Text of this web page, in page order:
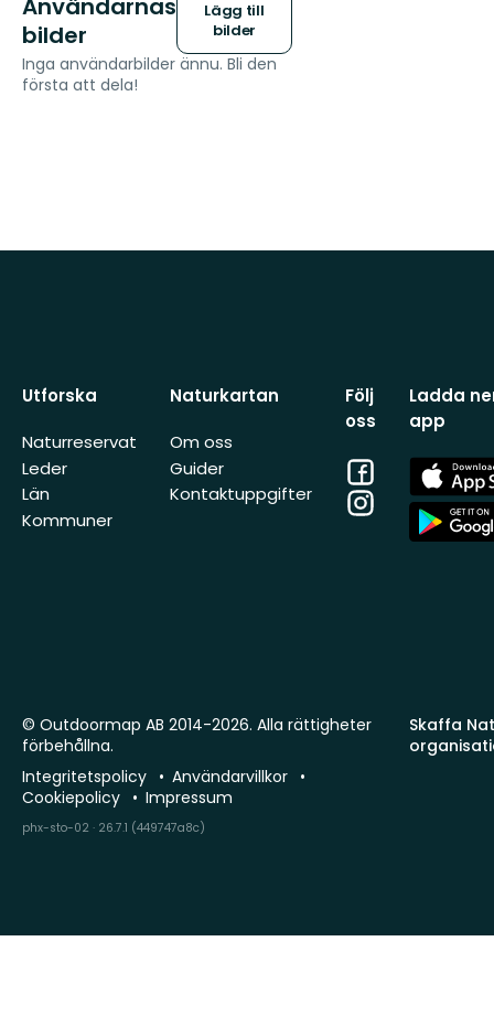
Användarnas
bilder
Lägg till
bilder
Inga användarbilder ännu. Bli den
första att dela!
Utforska
Naturreservat
Leder
Län
Kommuner
Naturkartan
Om oss
Guider
Kontaktuppgifter
Följ
oss
Facebook
Instagram
Ladda
app
App
Store
App
Store
Skaffa
© Outdoormap AB 2014-2026. Alla rättigheter
förbehållna.
Integritetspolicy
Användarvillkor
Cookiepolicy
Impressum
phx-sto-02 · 26.7.1 (449747a8c)